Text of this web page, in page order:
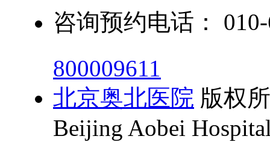
咨询预约电话：
800009611
北京奥北医院 版权
Beijing Aobei